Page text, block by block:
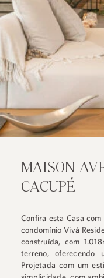
MAISON
CACUPÉ
Confira esta Casa
condomínio Vivá
construída, com
terreno,
Projetada com um